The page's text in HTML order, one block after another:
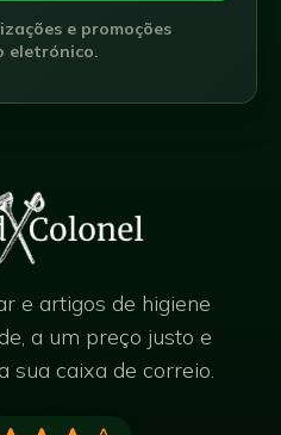
e promoções
eletrónico.
e artigos de higiene
a um preço justo e
sua caixa de correio.